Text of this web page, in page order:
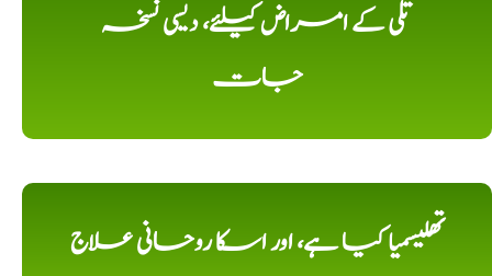
تلی کے امراض کیلئے، دیسی نسخہ
جات
تھلیسمیا کیا ہے، اور اسکا روحانی علاج